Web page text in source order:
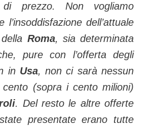
di prezzo. Non vogliamo
l’insoddisfazione dell’attuale
Roma, sia determinata
pure con l’offerta degli
in Usa, non ci sarà nessun
(sopra i cento milioni)
. Del resto le altre offerte
presentate erano tutte